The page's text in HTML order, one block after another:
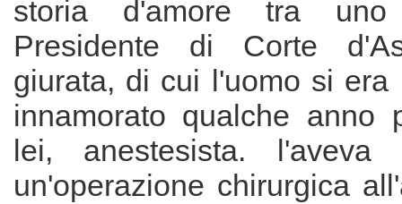
storia d'amore tra uno
Presidente di Corte
giurata, di cui l'uomo si era
innamorato qualche anno
lei, anestesista. l'aveva
un'operazione chirurgica